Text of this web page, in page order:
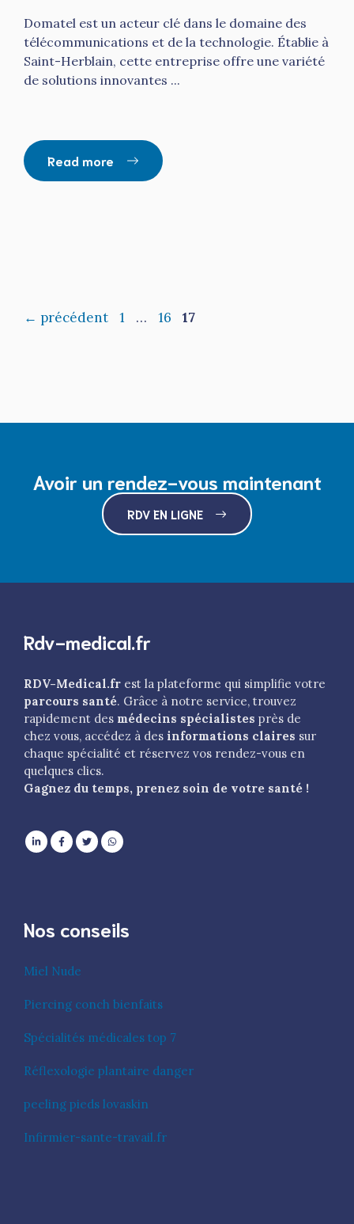
Domatel est un acteur clé dans le domaine des
télécommunications et de la technologie. Établie à
Saint-Herblain, cette entreprise offre une variété
de solutions innovantes ...
Read more
← précédent Page
1 … Page
16 Page
17
Avoir un rendez-vous maintenant
RDV EN LIGNE
Rdv-medical.fr
RDV-Medical.fr est la plateforme qui simplifie votre
parcours santé. Grâce à notre service, trouvez
rapidement des médecins spécialistes près de
chez vous, accédez à des informations claires sur
chaque spécialité et réservez vos rendez-vous en
quelques clics.
Gagnez du temps, prenez soin de votre santé !
Nos conseils
Miel Nude
Piercing conch bienfaits
Spécialités médicales top 7
Réflexologie plantaire danger
peeling pieds lovaskin
Infirmier-sante-travail.fr